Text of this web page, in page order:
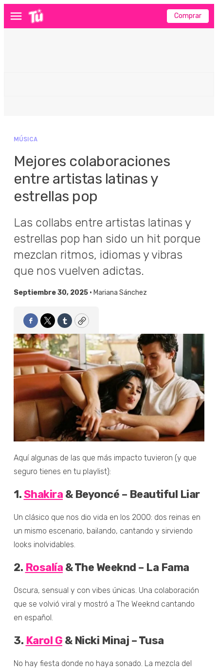
Menú Comprar
MÚSICA
Mejores colaboraciones
entre artistas latinas y
estrellas pop
Las collabs entre artistas latinas y
estrellas pop han sido un hit porque
mezclan ritmos, idiomas y vibras
que nos vuelven adictas.
Septiembre 30, 2025 • Mariana Sánchez
Facebook
TwitterTumblrCopy
Aquí algunas de las que más impacto tuvieron (y que
seguro tienes en tu playlist):
1.Shakira & Beyoncé – Beautiful Liar
Un clásico que nos dio vida en los 2000: dos reinas en
un mismo escenario, bailando, cantando y sirviendo
looks inolvidables.
2. Rosalía & The Weeknd – La Fama
Oscura, sensual y con vibes únicas. Una colaboración
que se volvió viral y mostró a The Weeknd cantando
en español.
3. Karol G & Nicki Minaj – Tusa
No hay fiesta donde no haya sonado. La mezcla del